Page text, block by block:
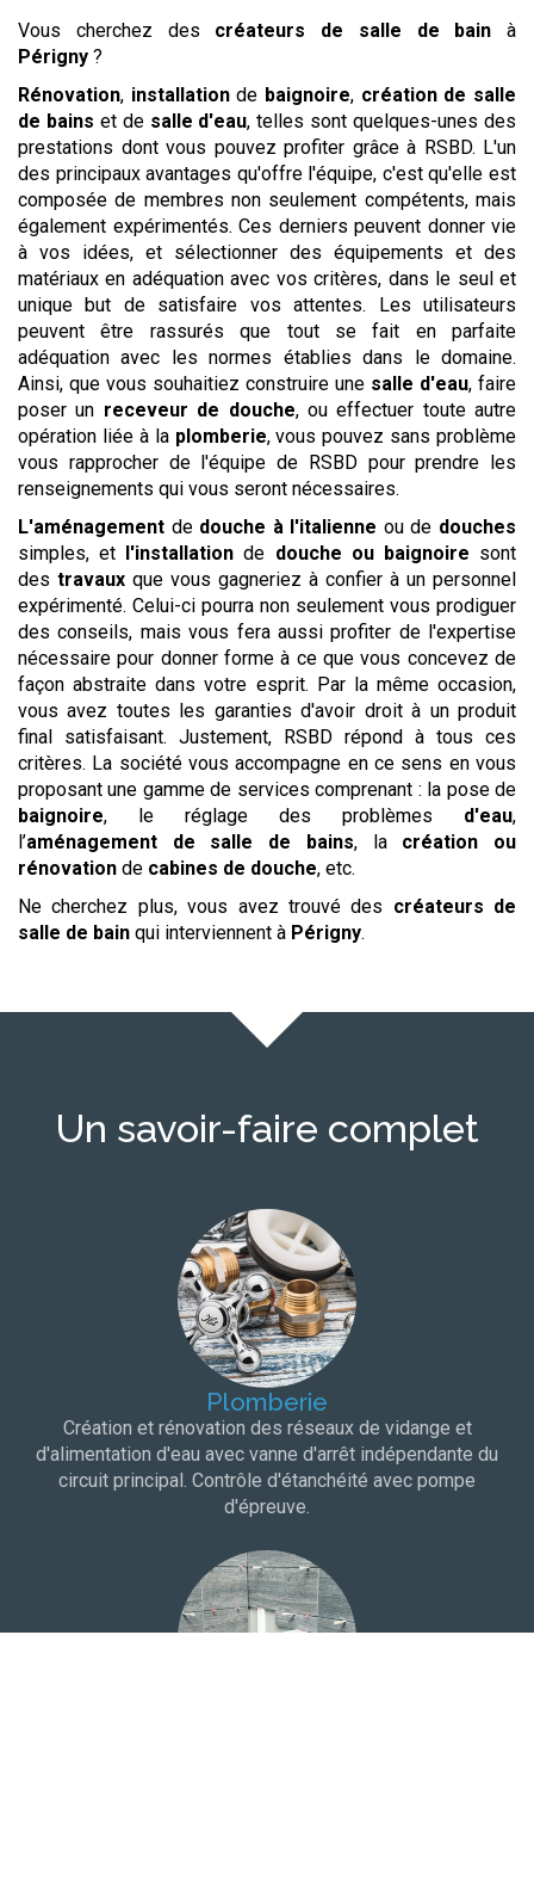
Vous cherchez des créateurs de salle de bain à
Périgny ?
Rénovation, installationde baignoire, création de salle
de bains et de salle d'eau, telles sont quelques-unes des
prestations dont vous pouvez profiter grâce à RSBD. L'un
des principaux avantages qu'offre l'équipe, c'est qu'elle est
composée de membres non seulement compétents, mais
également expérimentés. Ces derniers peuvent donner vie
à vos idées, et sélectionner des équipements et des
matériaux en adéquation avec vos critères, dans le seul et
unique but de satisfaire vos attentes. Les utilisateurs
peuvent être rassurés que tout se fait en parfaite
adéquation avec les normes établies dans le domaine.
Ainsi, que vous souhaitiez construire une salle d'eau, faire
poser un receveur de douche, ou effectuer toute autre
opération liée à la plomberie, vous pouvez sans problème
vous rapprocher de l'équipe de RSBD pour prendre les
renseignements qui vous seront nécessaires.
L'aménagement de douche à l'italienne ou de douches
simples, et l'installation de douche ou baignoire sont
des travaux que vous gagneriez à confier à un personnel
expérimenté. Celui-ci pourra non seulement vous prodiguer
des conseils, mais vous fera aussi profiter de l'expertise
nécessaire pour donner forme à ce que vous concevez de
façon abstraite dans votre esprit. Par la même occasion,
vous avez toutes les garanties d'avoir droit à un produit
final satisfaisant. Justement, RSBD répond à tous ces
critères. La société vous accompagne en ce sens en vous
proposant une gamme de services comprenant : la pose de
baignoire, le réglage des problèmes d'eau,
l’aménagement de salle de bains, la création ou
rénovation de cabines de douche, etc.
Ne cherchez plus, vous avez trouvé des créateurs de
salle de bain qui interviennent à Périgny.
Un savoir-faire complet
Plomberie
Création et rénovation des réseaux de vidange et
d'alimentation d'eau avec vanne d'arrêt indépendante du
circuit principal. Contrôle d'étanchéité avec pompe
d'épreuve.